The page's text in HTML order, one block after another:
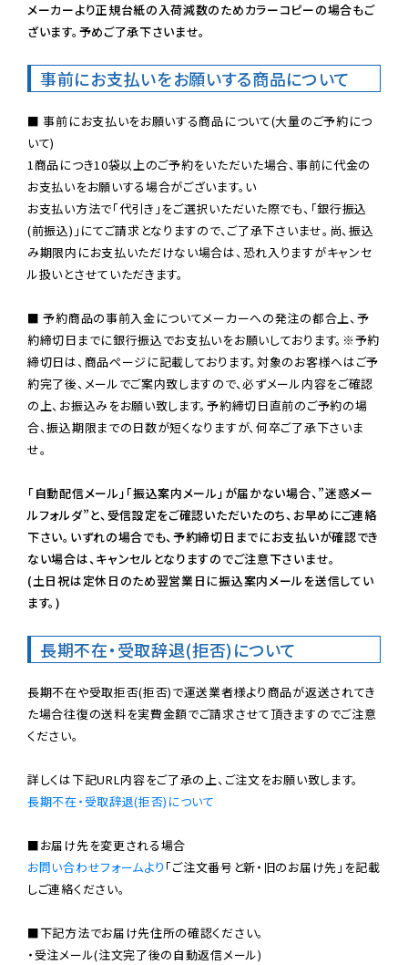
メーカーより正規台紙の入荷減数のためカラーコピーの場合もご
ざいます。予めご了承下さいませ。
事前にお支払いをお願いする商品について
■ 事前にお支払いをお願いする商品について(大量のご予約につ
いて)
1商品につき10袋以上のご予約をいただいた場合、事前に代金の
お支払いをお願いする場合がございます。い
お支払い方法で「代引き」をご選択いただいた際でも、「銀行振込
(前振込)」にてご請求となりますので、ご了承下さいませ。尚、振込
み期限内にお支払いただけない場合は、恐れ入りますがキャンセ
ル扱いとさせていただきます。
■ 予約商品の事前入金についてメーカーへの発注の都合上、予
約締切日までに銀行振込でお支払いをお願いしております。※予約
締切日は、商品ページに記載しております。対象のお客様へはご予
約完了後、メールでご案内致しますので、必ずメール内容をご確認
の上、お振込みをお願い致します。予約締切日直前のご予約の場
合、振込期限までの日数が短くなりますが、何卒ご了承下さいま
せ。
「自動配信メール」「振込案内メール」が届かない場合、”迷惑メー
ルフォルダ”と、受信設定をご確認いただいたのち、お早めにご連絡
下さい。いずれの場合でも、予約締切日までにお支払いが確認でき
ない場合は、キャンセルとなりますのでご注意下さいませ。
(土日祝は定休日のため翌営業日に振込案内メールを送信してい
ます。)
長期不在・受取辞退(拒否)について
長期不在や受取拒否(拒否)で運送業者様より商品が返送されてき
た場合往復の送料を実費金額でご請求させて頂きますのでご注意
ください。
長期不在・受取辞退(拒否)について
お問い合わせフォームより 「ご注文番号と新・旧のお届け先」を記載
しご連絡ください。
■下記方法でお届け先住所の確認ください。
・受注メール(注文完了後の自動返信メール)